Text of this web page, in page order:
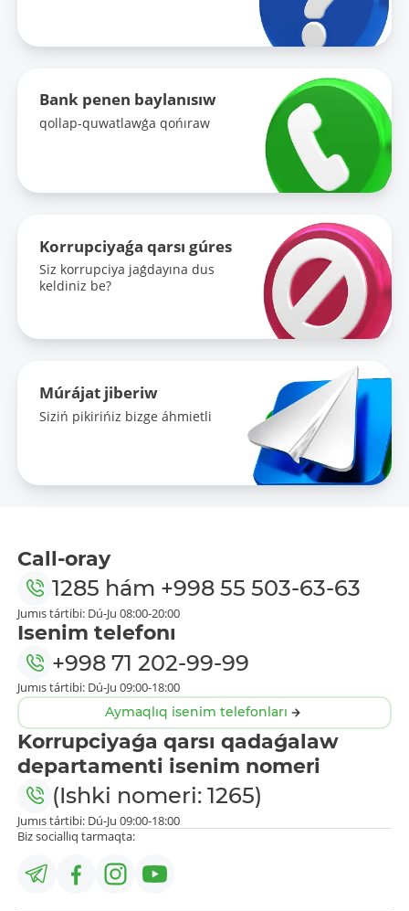
Bank penen baylanısıw
qollap-quwatlawǵa qońıraw
Korrupciyaǵa qarsı gúres
Siz korrupciya jaǵdayına dus
keldiniz be?
Múrájat jiberiw
Siziń pikirińiz bizge áhmietli
Call-oray
1285 hám +998 55 503-63-63
Jumıs tártibi: Dú-Ju 08:00-20:00
Isenim telefonı
+998 71 202-99-99
Jumıs tártibi: Dú-Ju 09:00-18:00
Aymaqlıq isenim telefonları
Korrupciyaǵa qarsı qadaǵalaw
departamenti isenim nomeri
(Ishki nomeri: 1265)
Jumıs tártibi: Dú-Ju 09:00-18:00
Biz sociallıq tarmaqta: